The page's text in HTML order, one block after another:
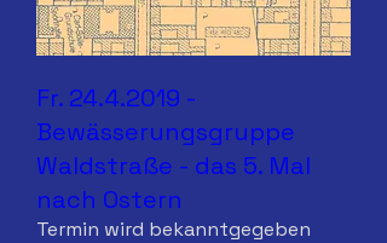
Fr. 24.4.2019 -
Bewässerungsgruppe
Waldstraße - das 5. Mal
nach Ostern
Termin wird bekanntgegeben